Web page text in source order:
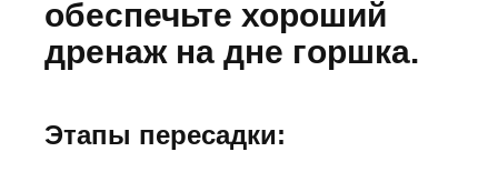
обеспечьте хороший
дренаж на дне горшка.
Этапы пересадки: